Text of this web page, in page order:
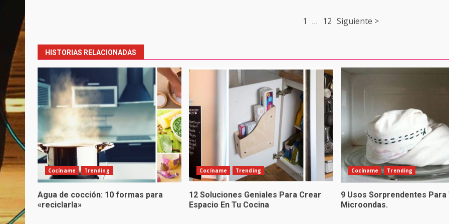
1 … 12 Siguiente >
HISTORIAS RELACIONADAS
Cocíname Trending
Agua de cocción: 10 formas para
«reciclarla»
Cocíname Trending
12 Soluciones Geniales Para Crear
Espacio En Tu Cocina
Cocíname Trending
9 Usos Sorprendentes Para
Microondas.